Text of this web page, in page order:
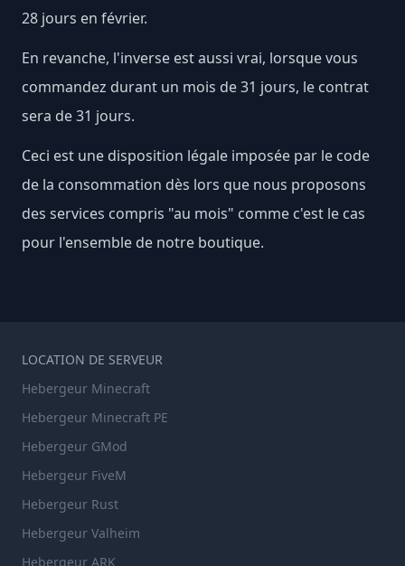
28 jours en février.
En revanche, l'inverse est aussi vrai, lorsque vous
commandez durant un mois de 31 jours, le contrat
sera de 31 jours.
Ceci est une disposition légale imposée par le code
de la consommation dès lors que nous proposons
des services compris "au mois" comme c'est le cas
pour l'ensemble de notre boutique.
LOCATION DE SERVEUR
Hebergeur Minecraft
Hebergeur Minecraft PE
Hebergeur GMod
Hebergeur FiveM
Hebergeur Rust
Hebergeur Valheim
Hebergeur ARK